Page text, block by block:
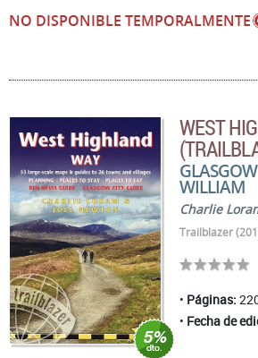
NO DISPONIBLE TEMPORALMENTE
WEST
WILLIAM
Charlie
Trailblazer
Páginas:
Fecha de